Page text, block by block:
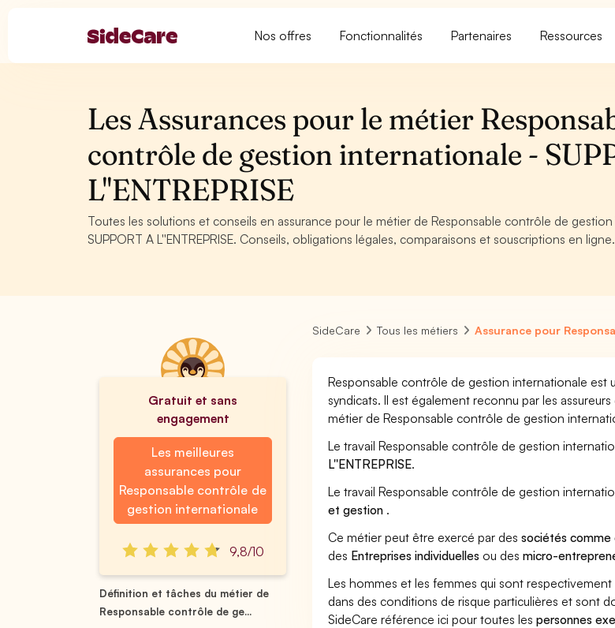
Nos offres Fonctionnalités Partenaires Ressources
Les Assurances pour le métier
contrôle de gestion internationale -
L''ENTREPRISE
Toutes les solutions et conseils en assurance pour le métier de Responsable contrôle de
SUPPORT A L''ENTREPRISE. Conseils, obligations légales, comparaisons et souscriptions en ligne.
Gratuit et sans
engagement
Les meilleures
assurances pour
Responsable contrôle de
gestion internationale
9,8/10
Définition et tâches du métier de
Responsable contrôle de ge...
SideCare Tous les métiers Assurance pour
Responsable contrôle de gestion internationale est
syndicats. Il est également reconnu par les
métier de Responsable contrôle de gestion
Le travail Responsable contrôle de gestion
L''ENTREPRISE.
Le travail Responsable contrôle de gestion
et gestion .
Ce métier peut être exercé par dessociétés comme
des Entreprises individuelles ou desmicro-
Les hommes et les femmes qui sont
dans des conditions de risque particulières et sont
SideCare référence ici pour toutes lespersonnes